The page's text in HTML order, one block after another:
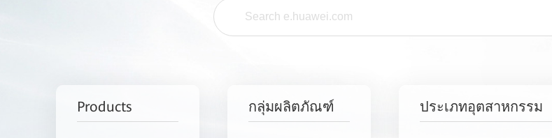
Products กลุ่มผลิตภัณฑ์ ประเภทอุตสาหกรรม